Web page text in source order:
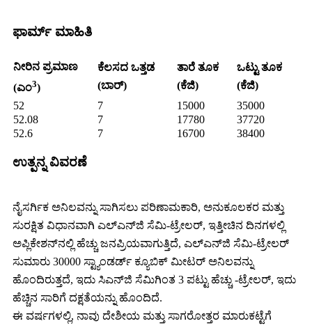
ಫಾರ್ಮ್ ಮಾಹಿತಿ
ನೀರಿನ ಪ್ರಮಾಣ
(ಎಂ3)
ಕೆಲಸದ ಒತ್ತಡ
(ಬಾರ್)
ತಾರೆ ತೂಕ
(ಕೆಜಿ)
ಒಟ್ಟು ತೂಕ
(ಕೆಜಿ)
52
7 15000
35000
52.08
7 17780
37720
52.6
7 16700 38400
ಉತ್ಪನ್ನ ವಿವರಣೆ
ನೈಸರ್ಗಿಕ ಅನಿಲವನ್ನು ಸಾಗಿಸಲು ಪರಿಣಾಮಕಾರಿ, ಅನುಕೂಲಕರ ಮತ್ತು
ಸುರಕ್ಷಿತ ವಿಧಾನವಾಗಿ ಎಲ್‌ಎನ್‌ಜಿ ಸೆಮಿ-ಟ್ರೇಲರ್, ಇತ್ತೀಚಿನ ದಿನಗಳಲ್ಲಿ
ಅಪ್ಲಿಕೇಶನ್‌ನಲ್ಲಿ ಹೆಚ್ಚು ಜನಪ್ರಿಯವಾಗುತ್ತಿದೆ, ಎಲ್‌ಎನ್‌ಜಿ ಸೆಮಿ-ಟ್ರೇಲರ್
ಸುಮಾರು 30000 ಸ್ಟ್ಯಾಂಡರ್ಡ್ ಕ್ಯೂಬಿಕ್ ಮೀಟರ್ ಅನಿಲವನ್ನು
ಹೊಂದಿರುತ್ತದೆ, ಇದು ಸಿಎನ್‌ಜಿ ಸೆಮಿಗಿಂತ 3 ಪಟ್ಟು ಹೆಚ್ಚು -ಟ್ರೇಲರ್, ಇದು
ಹೆಚ್ಚಿನ ಸಾರಿಗೆ ದಕ್ಷತೆಯನ್ನು ಹೊಂದಿದೆ.
ಈ ವರ್ಷಗಳಲ್ಲಿ, ನಾವು ದೇಶೀಯ ಮತ್ತು ಸಾಗರೋತ್ತರ ಮಾರುಕಟ್ಟೆಗೆ